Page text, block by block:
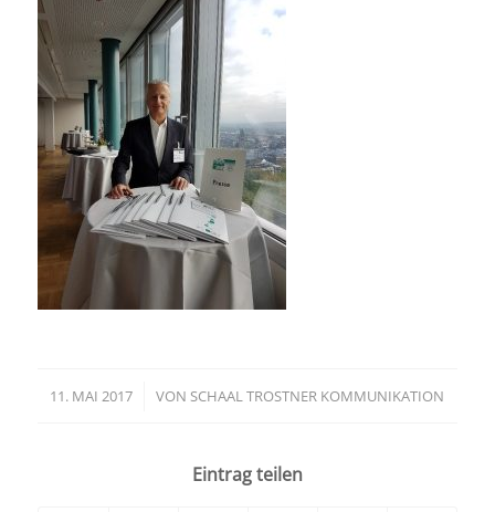
11. MAI 2017
/ VON SCHAAL TROSTNER KOMMUNIKATION
Eintrag teilen